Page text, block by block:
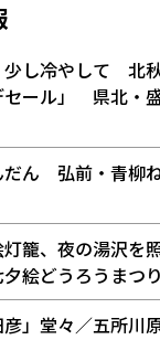
少し冷やして 北
セール」 県北・
だん 弘前・青柳
灯籠、夜の湯沢を
絵どうろうまつり
」堂々／五所川